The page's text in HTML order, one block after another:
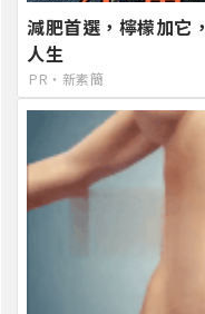
減肥首選，檸檬加它
人生
PR・新素簡